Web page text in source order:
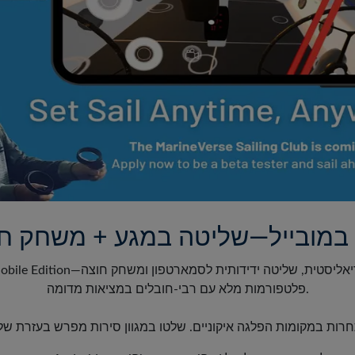
פלטפורמות מלא עם רבי-חובלים במציאות מדומה.